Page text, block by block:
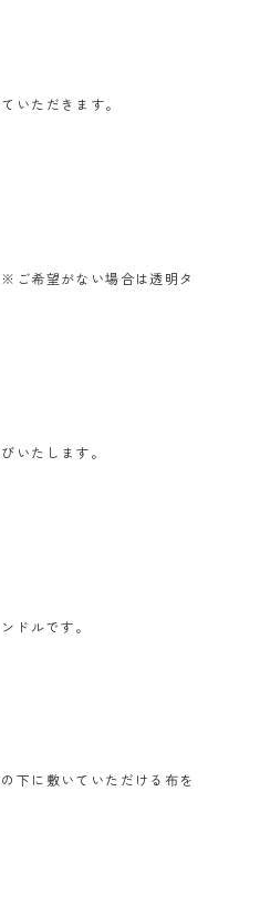
いただきます。
ご希望がない場合は透明タ
いたします。
ドルです。
下に敷いていただける布を